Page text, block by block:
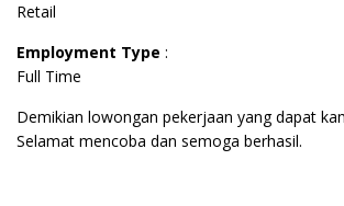
Retail
Employment Type :
Full Time
Demikian lowongan pekerjaan yang dapat
Selamat mencoba dan semoga berhasil.